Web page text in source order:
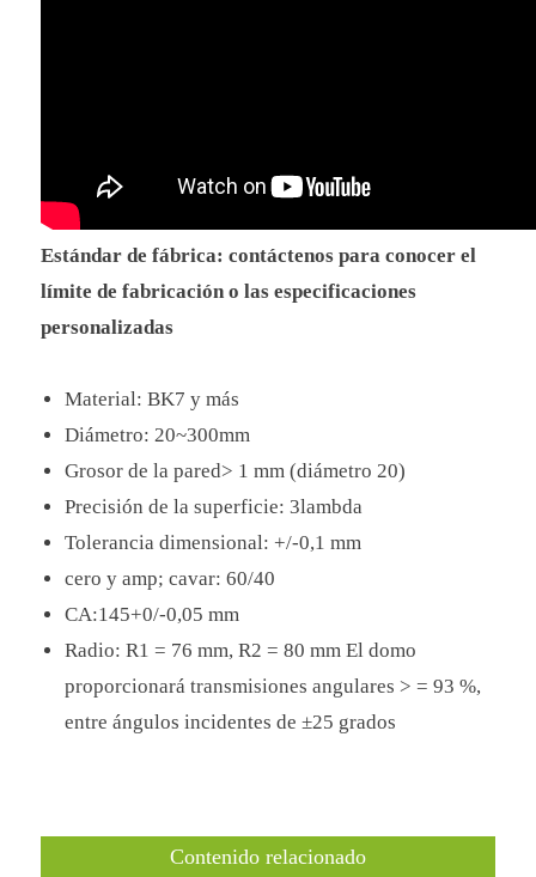
Estándar de fábrica: contáctenos para conocer el
límite de fabricación o las especificaciones
personalizadas
Material: BK7 y más
Diámetro: 20~300mm
Grosor de la pared> 1 mm (diámetro 20)
Precisión de la superficie: 3lambda
Tolerancia dimensional: +/-0,1 mm
cero y amp; cavar: 60/40
CA:145+0/-0,05 mm
Radio: R1 = 76 mm, R2 = 80 mm El domo
proporcionará transmisiones angulares > = 93 %,
entre ángulos incidentes de ±25 grados
Contenido relacionado